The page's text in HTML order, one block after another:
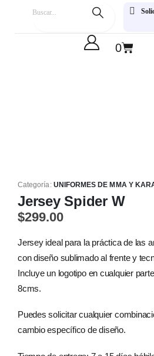
0
Categoría: UNIFORMES DE MMA Y
Jersey Spider W
$299.00
Jersey ideal para la práctica de las
con diseño sublimado al frente y
Incluye un logotipo en cualquier
8cms.
Puedes solicitar cualquier
cambio específico de diseño.